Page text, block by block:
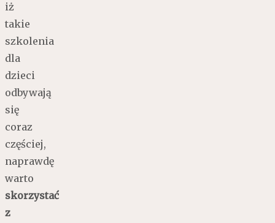
iż
takie
szkolenia
dla
dzieci
odbywają
się
coraz
częściej,
naprawdę
warto
skorzystać
z